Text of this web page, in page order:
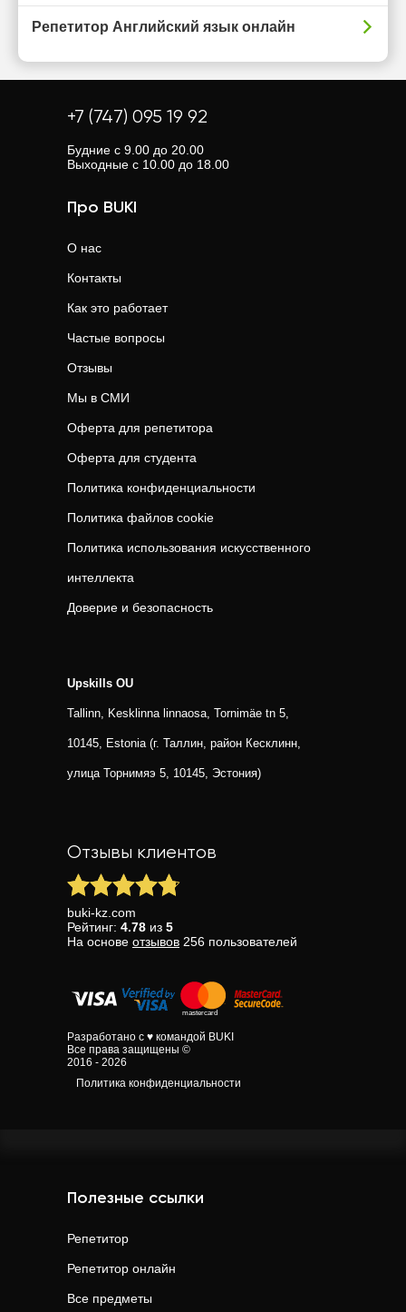
Репетитор Английский язык онлайн
+7 (747) 095 19 92
Будние с 9.00 до 20.00
Выходные с 10.00 до 18.00
Про BUKI
О нас
Контакты
Как это работает
Частые вопросы
Отзывы
Мы в СМИ
Оферта для репетитора
Оферта для студента
Политика конфиденциальности
Политика файлов cookie
Политика использования искусственного
интеллекта
Доверие и безопасность
Upskills OU
Tallinn, Kesklinna linnaosa, Tornimäe tn 5,
10145, Estonia (г. Таллин, район Кесклинн,
улица Торнимяэ 5, 10145, Эстония)
Отзывы клиентов
buki-kz.com
Рейтинг: 4.78 из 5
На основе отзывов 256 пользователей
Разработано с ♥ командой BUKI
Все права защищены ©
2016 - 2026
Политика конфиденциальности
Полезные ссылки
Репетитор
Репетитор онлайн
Все предметы